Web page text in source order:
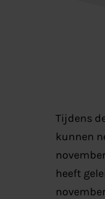
Tijdens
kunnen
heeft